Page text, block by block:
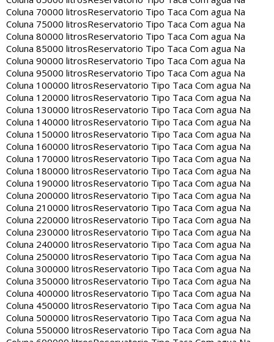
Coluna 70000 litrosReservatorio Tipo Taca Com agua Na
Coluna 75000 litrosReservatorio Tipo Taca Com agua Na
Coluna 80000 litrosReservatorio Tipo Taca Com agua Na
Coluna 85000 litrosReservatorio Tipo Taca Com agua Na
Coluna 90000 litrosReservatorio Tipo Taca Com agua Na
Coluna 95000 litrosReservatorio Tipo Taca Com agua Na
Coluna 100000 litrosReservatorio Tipo Taca Com agua Na
Coluna 120000 litrosReservatorio Tipo Taca Com agua Na
Coluna 130000 litrosReservatorio Tipo Taca Com agua Na
Coluna 140000 litrosReservatorio Tipo Taca Com agua Na
Coluna 150000 litrosReservatorio Tipo Taca Com agua Na
Coluna 160000 litrosReservatorio Tipo Taca Com agua Na
Coluna 170000 litrosReservatorio Tipo Taca Com agua Na
Coluna 180000 litrosReservatorio Tipo Taca Com agua Na
Coluna 190000 litrosReservatorio Tipo Taca Com agua Na
Coluna 200000 litrosReservatorio Tipo Taca Com agua Na
Coluna 210000 litrosReservatorio Tipo Taca Com agua Na
Coluna 220000 litrosReservatorio Tipo Taca Com agua Na
Coluna 230000 litrosReservatorio Tipo Taca Com agua Na
Coluna 240000 litrosReservatorio Tipo Taca Com agua Na
Coluna 250000 litrosReservatorio Tipo Taca Com agua Na
Coluna 300000 litrosReservatorio Tipo Taca Com agua Na
Coluna 350000 litrosReservatorio Tipo Taca Com agua Na
Coluna 400000 litrosReservatorio Tipo Taca Com agua Na
Coluna 450000 litrosReservatorio Tipo Taca Com agua Na
Coluna 500000 litrosReservatorio Tipo Taca Com agua Na
Coluna 550000 litrosReservatorio Tipo Taca Com agua Na